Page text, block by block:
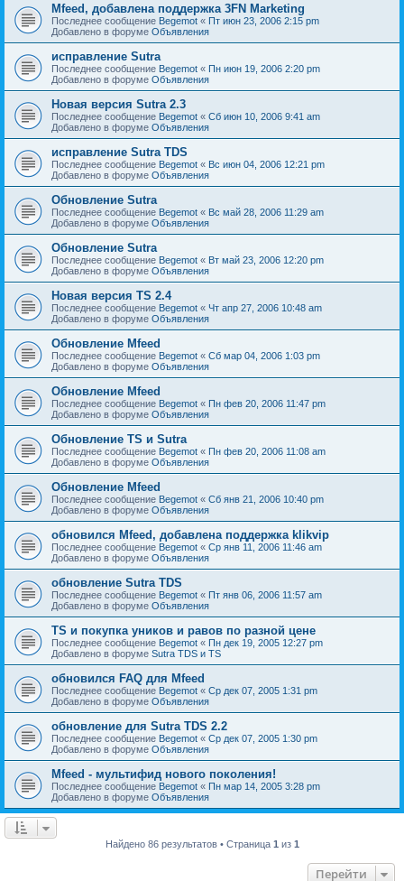
Mfeed, добавлена поддержка 3FN Marketing
Последнее сообщение Begemot « Пт июн 23, 2006 2:15 pm
Добавлено в форуме Объявления
исправление Sutra
Последнее сообщение Begemot « Пн июн 19, 2006 2:20 pm
Добавлено в форуме Объявления
Новая версия Sutra 2.3
Последнее сообщение Begemot « Сб июн 10, 2006 9:41 am
Добавлено в форуме Объявления
исправление Sutra TDS
Последнее сообщение Begemot « Вс июн 04, 2006 12:21 pm
Добавлено в форуме Объявления
Обновление Sutra
Последнее сообщение Begemot « Вс май 28, 2006 11:29 am
Добавлено в форуме Объявления
Обновление Sutra
Последнее сообщение Begemot « Вт май 23, 2006 12:20 pm
Добавлено в форуме Объявления
Новая версия TS 2.4
Последнее сообщение Begemot « Чт апр 27, 2006 10:48 am
Добавлено в форуме Объявления
Обновление Mfeed
Последнее сообщение Begemot « Сб мар 04, 2006 1:03 pm
Добавлено в форуме Объявления
Обновление Mfeed
Последнее сообщение Begemot « Пн фев 20, 2006 11:47 pm
Добавлено в форуме Объявления
Обновление TS и Sutra
Последнее сообщение Begemot « Пн фев 20, 2006 11:08 am
Добавлено в форуме Объявления
Обновление Mfeed
Последнее сообщение Begemot « Сб янв 21, 2006 10:40 pm
Добавлено в форуме Объявления
обновился Mfeed, добавлена поддержка klikvip
Последнее сообщение Begemot « Ср янв 11, 2006 11:46 am
Добавлено в форуме Объявления
обновление Sutra TDS
Последнее сообщение Begemot « Пт янв 06, 2006 11:57 am
Добавлено в форуме Объявления
TS и покупка уников и равов по разной цене
Последнее сообщение Begemot « Пн дек 19, 2005 12:27 pm
Добавлено в форуме Sutra TDS и TS
обновился FAQ для Mfeed
Последнее сообщение Begemot « Ср дек 07, 2005 1:31 pm
Добавлено в форуме Объявления
обновление для Sutra TDS 2.2
Последнее сообщение Begemot « Ср дек 07, 2005 1:30 pm
Добавлено в форуме Объявления
Mfeed - мультифид нового поколения!
Последнее сообщение Begemot « Пн мар 14, 2005 3:28 pm
Добавлено в форуме Объявления
Найдено 86 результатов • Страница 1 из 1
Перейти